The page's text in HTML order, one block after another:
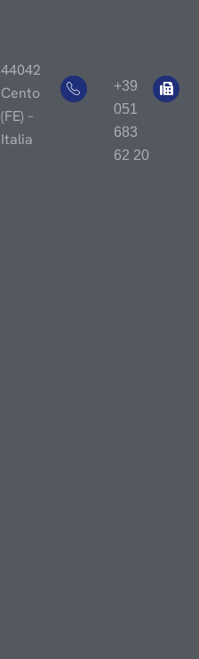
44042
Cento
(FE) –
Italia
+39
051
683
62 20